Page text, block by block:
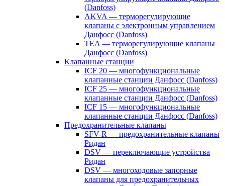
(Danfoss)
AKVA — терморегулирующие
клапаны с электронным управлением
Данфосс (Danfoss)
TEA — терморегулирующие клапаны
Данфосс (Danfoss)
Клапанные станции
ICF 20 — многофункциональные
клапанные станции Данфосс (Danfoss)
ICF 25 — многофункциональные
клапанные станции Данфосс (Danfoss)
ICF 15 — многофункциональные
клапанные станции Данфосс (Danfoss)
Предохранительные клапаны
SFV-R — предохранительные клапаны
Ридан
DSV — переключающие устройства
Ридан
DSV — многоходовые запорные
клапаны для предохранительных